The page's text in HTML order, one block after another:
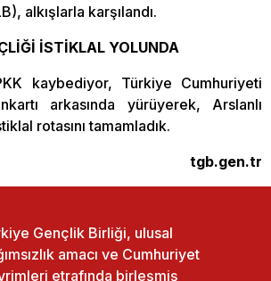
alkışlarla karşılandı.
İSTİKLAL YOLUNDA
kaybediyor, Türkiye Cumhuriyeti
arkasında yürüyerek, Arslanlı
rotasını tamamladık.
tgb.gen.tr
Gençlik Birliği, ulusal
amacı ve Cumhuriyet
etrafında birleşmiş